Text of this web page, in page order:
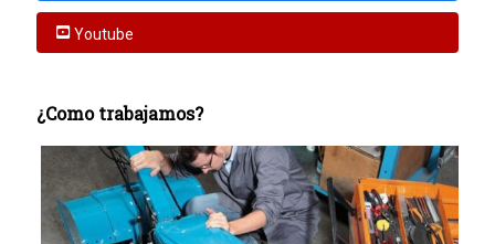
Youtube
¿Como trabajamos?